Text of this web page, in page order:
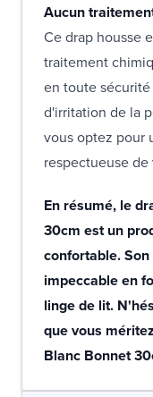
Aucun
Ce drap housse
traitement
en toute
d'irritation de la
vous optez pour
respectueuse
En résumé, le
30cm est un
confortable.
impeccable en
linge de lit.
que vous
Blanc Bonnet